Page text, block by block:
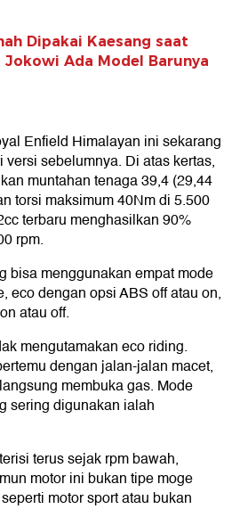
Dipakai Kaesang saat
Ada Model Barunya
Enfield Himalayan ini sekarang
sebelumnya. Di atas kertas,
muntahan tenaga 39,4 (29,44
torsi maksimum 40Nm di 5.500
terbaru menghasilkan 90%
rpm.
bisa menggunakan empat mode
eco dengan opsi ABS off atau on,
atau off.
mengutamakan eco riding.
dengan jalan-jalan macet,
membuka gas. Mode
sering digunakan ialah
terus sejak rpm bawah,
motor ini bukan tipe moge
motor sport atau bukan